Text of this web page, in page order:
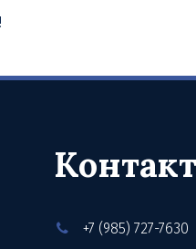
+7 (985) 727-7630